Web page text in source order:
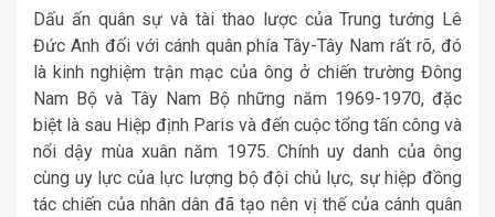
Dấu ấn quân sự và tài thao lược của Trung tướng Lê
Đức Anh đối với cánh quân phía Tây-Tây Nam rất rõ, đó
là kinh nghiệm trận mạc của ông ở chiến trường Đông
Nam Bộ và Tây Nam Bộ những năm 1969-1970, đặc
biệt là sau Hiệp định Paris và đến cuộc tổng tấn công và
nổi dậy mùa xuân năm 1975. Chính uy danh của ông
cùng uy lực của lực lượng bộ đội chủ lực, sự hiệp đồng
tác chiến của nhân dân đã tạo nên vị thế của cánh quân